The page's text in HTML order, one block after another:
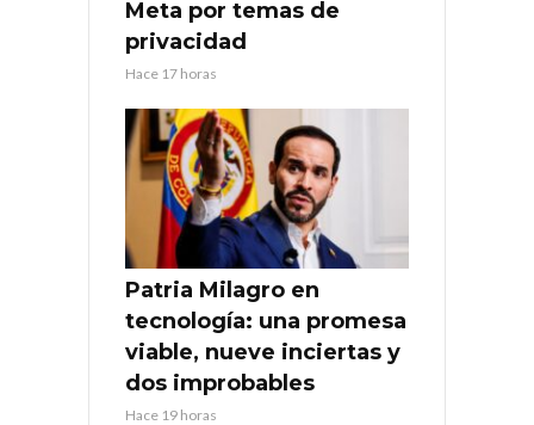
Meta por temas de
privacidad
Hace 17 horas
Patria Milagro en
tecnología: una promesa
viable, nueve inciertas y
dos improbables
Hace 19 horas